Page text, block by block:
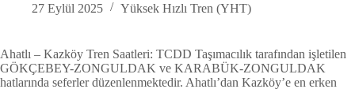
27 Eylül 2025 Yüksek Hızlı Tren (YHT)
Ahatlı – Kazköy Tren Saatleri: TCDD Taşımacılık tarafından işletilen
GÖKÇEBEY-ZONGULDAK ve KARABÜK-ZONGULDAK
hatlarında seferler düzenlenmektedir. Ahatlı’dan Kazköy’e en erken